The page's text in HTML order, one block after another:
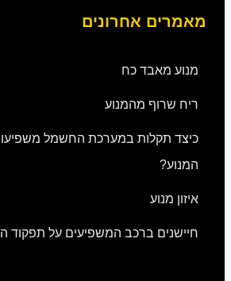
מאמרים אחרונים
מנוע מאבד כח
ריח שרוף מהמנוע
כיצד תקלות במערכת החשמל משפיעות
המנוע?
איזון מנוע
חיישנים ברכב המשפיעים על תפקוד